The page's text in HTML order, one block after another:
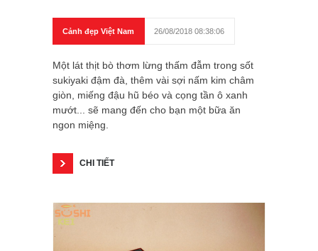
Cảnh đẹp Việt Nam 26/08/2018 08:38:06
Một lát thịt bò thơm lừng thấm đẫm trong sốt
sukiyaki đậm đà, thêm vài sợi nấm kim châm
giòn, miếng đậu hũ béo và cọng tần ô xanh
mướt... sẽ mang đến cho bạn một bữa ăn
ngon miệng.
CHI TIẾT